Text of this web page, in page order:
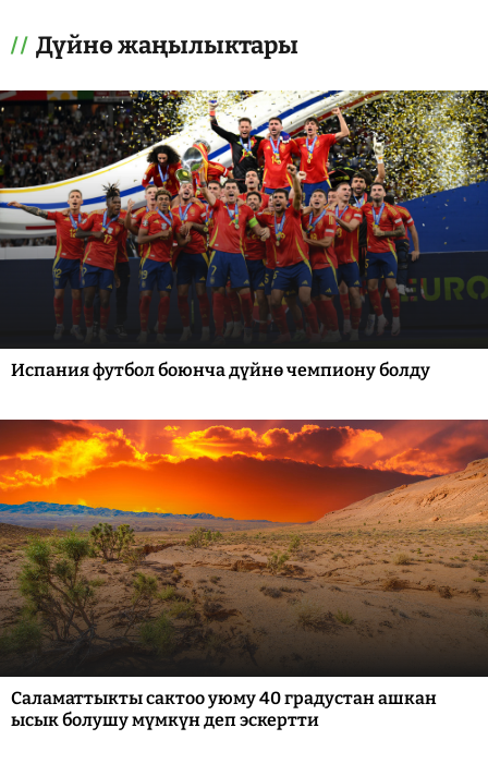
Дүйнө жаңылыктары
Испания футбол боюнча дүйнө чемпиону болду
Саламаттыкты сактоо уюму 40 градустан ашкан
ысык болушу мүмкүн деп эскертти